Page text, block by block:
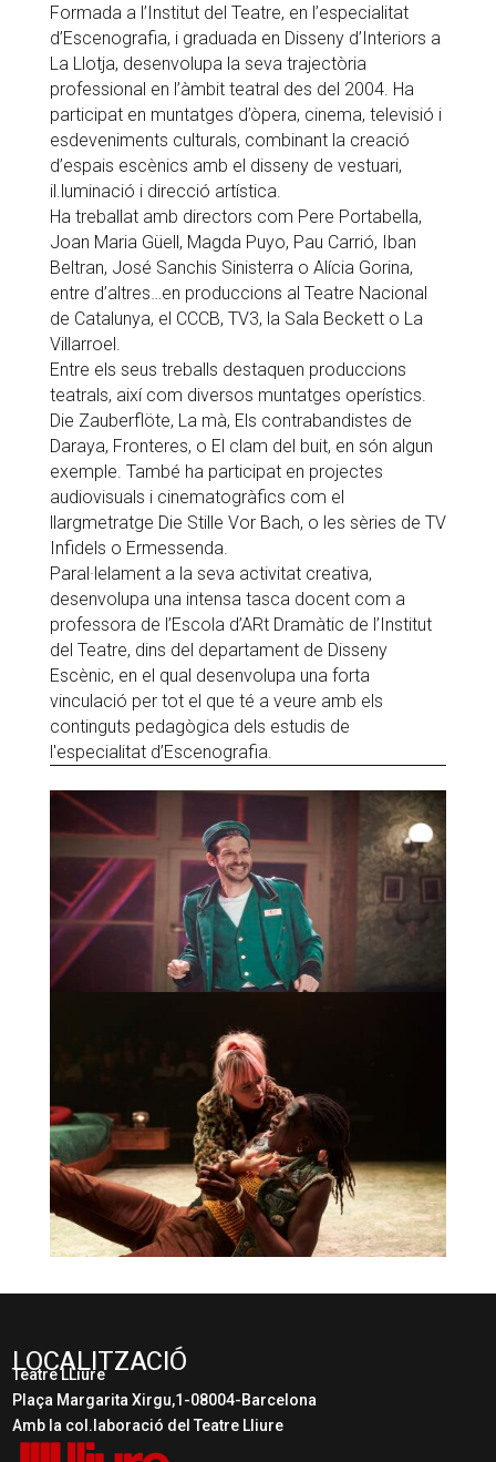
Formada a l’Institut del Teatre, en l’especialitat
d’Escenografia, i graduada en Disseny d’Interiors a
La Llotja, desenvolupa la seva trajectòria
professional en l’àmbit teatral des del 2004. Ha
participat en muntatges d’òpera, cinema, televisió i
esdeveniments culturals, combinant la creació
d’espais escènics amb el disseny de vestuari,
il.luminació i direcció artística.
Ha treballat amb directors com Pere Portabella,
Joan Maria Güell, Magda Puyo, Pau Carrió, Iban
Beltran, José Sanchis Sinisterra o Alícia Gorina,
entre d’altres…en produccions al Teatre Nacional
de Catalunya, el CCCB, TV3, la Sala Beckett o La
Villarroel.
Entre els seus treballs destaquen produccions
teatrals, així com diversos muntatges operístics.
Die Zauberflöte, La mà, Els contrabandistes de
Daraya, Fronteres, o El clam del buit, en són algun
exemple. També ha participat en projectes
audiovisuals i cinematogràfics com el
llargmetratge Die Stille Vor Bach, o les sèries de TV
Infidels o Ermessenda.
Paral·lelament a la seva activitat creativa,
desenvolupa una intensa tasca docent com a
professora de l’Escola d’ARt Dramàtic de l’Institut
del Teatre, dins del departament de Disseny
Escènic, en el qual desenvolupa una forta
vinculació per tot el que té a veure amb els
continguts pedagògica dels estudis de
l'especialitat d’Escenografia.
LOCALITZACIÓ
Teatre LLiure
Plaça Margarita Xirgu,1-08004-Barcelona
Amb la col.laboració del Teatre Lliure